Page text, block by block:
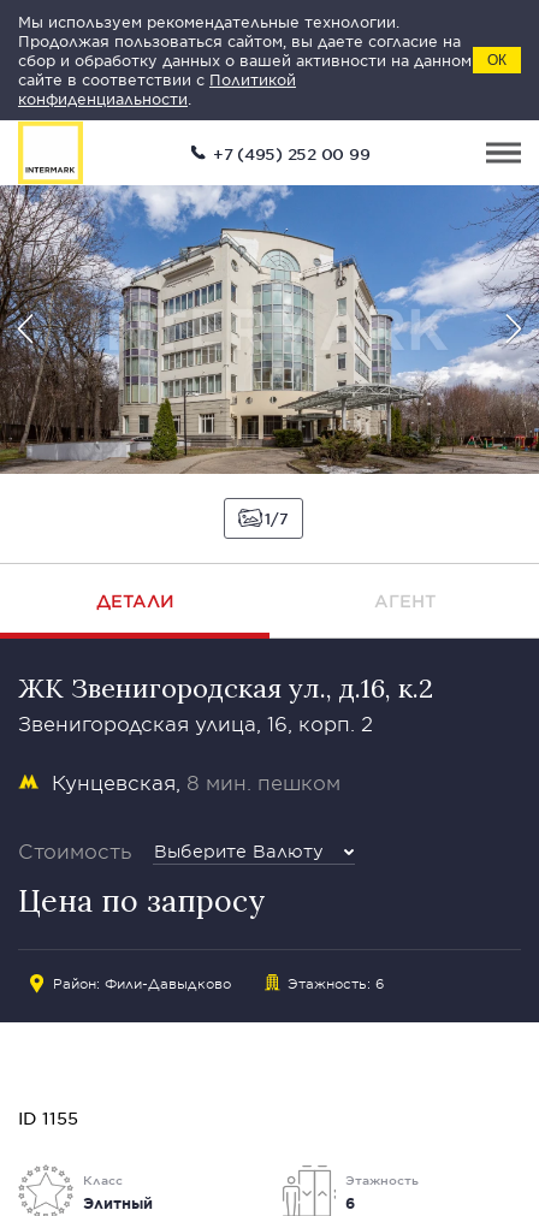
Мы используем рекомендательные технологии.
Продолжая пользоваться сайтом, вы даете согласие на
сбор и обработку данных о вашей активности на данном
сайте в соответствии с Политикой
конфиденциальности
ОК
+7 (495) 252 00 99
1 7
ДЕТАЛИ АГЕНТ
ЖК Звенигородская ул., д.16, к.2
Звенигородская улица, 16, корп. 2
Кунцевская 8 мин. пешком
Стоимость Выберите Валюту
Цена по запросу
Район: Фили-Давыдково Этажность: 6
ID 1155
Класс
Элитный
Этажность
6